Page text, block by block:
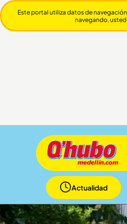
Actualidad
Este portal utiliza datos de
navegando,